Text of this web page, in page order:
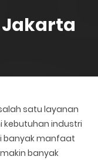
Jakarta
satu layanan
kebutuhan industri
banyak manfaat
banyak